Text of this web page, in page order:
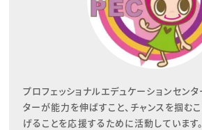
プロフェッショナルエデュケーションセンタ
ターが能力を伸ばすこと、チャンスを掴む
げることを応援するために活動していま